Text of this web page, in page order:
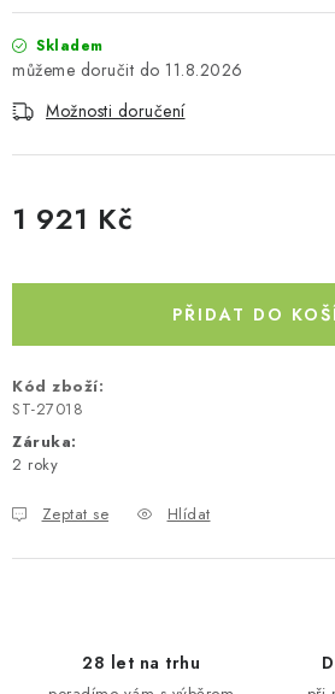
CESTOVNÍ ZAVAZADLA
DÁRKOVÉ POUKAZY
Obchodní podmínky
Skladem
11.8.2026
Možnosti doručení
1 921 Kč
PŘIDAT DO
Kód zboží:
ST-27018
Záruka:
2 roky
Zeptat se Hlídat
28 let na trhu